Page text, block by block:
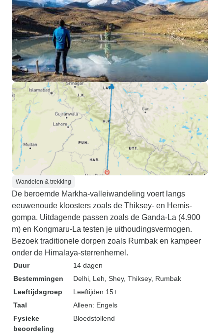
Wandelen & trekking
De beroemde Markha-valleiwandeling voert langs
eeuwenoude kloosters zoals de Thiksey- en Hemis-
gompa. Uitdagende passen zoals de Ganda-La (4.900
m) en Kongmaru-La testen je uithoudingsvermogen.
Bezoek traditionele dorpen zoals Rumbak en kampeer
onder de Himalaya-sterrenhemel.
Duur
14 dagen
Bestemmingen
Delhi , Leh , Shey, Thiksey, Rumbak
Leeftijdsgroep
Leeftijden 15+
Taal
Alleen: Engels
Fysieke
beoordeling
Bloedstollend